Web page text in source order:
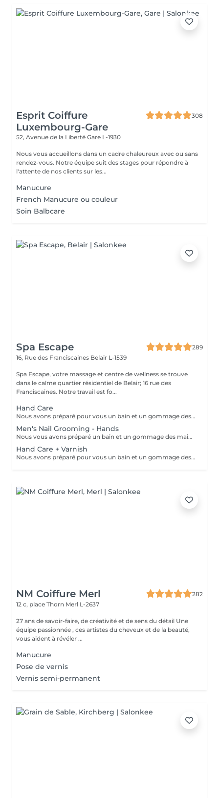
Esprit Coiffure
Luxembourg-Gare
308
52, Avenue de la Liberté Gare L-1930
Nous vous accueillons dans un cadre chaleureux avec ou sans
rendez-vous. Notre équipe suit des stages pour répondre à
l'attente de nos clients sur les...
Manucure
French Manucure ou couleur
Soin Balbcare
Spa Escape
289
16, Rue des Franciscaines Belair L-1539
Spa Escape, votre massage et centre de wellness se trouve
dans le calme quartier résidentiel de Belair; 16 rue des
Franciscaines. Notre travail est fo...
Hand Care
Nous avons préparé pour vous un bain et un gommage des mains aux huiles parfumées, un traitement des ongles et des cuticules, ainsi qu'un massage des bras et des mains pour éliminer toute tension dans les muscles et les os des bras et des mains et favoriser la relaxation.
Men's Nail Grooming - Hands
Nous vous avons préparé un bain et un gommage des mains à l'huile légèrement parfumée, un traitement des ongles et des cuticules et un massage des bras et des mains pour éliminer toute tension dans les muscles et les os des bras et des mains et favoriser la relaxation.
Hand Care + Varnish
Nous avons préparé pour vous un bain et un gommage des mains à l'huile parfumée, un traitement des ongles et des cuticules et un massage des bras et des mains pour éliminer toute tension dans les muscles et les os des bras et des mains et favoriser la relaxation. Ce soin est suivi de l'application d'un vernis à ongles de votre choix.
NM Coiffure Merl
282
12 c, place Thorn Merl L-2637
27 ans de savoir-faire, de créativité et de sens du détail Une
équipe passionnée , ces artistes du cheveux et de la beauté,
vous aident à révéler ...
Manucure
Pose de vernis
Vernis semi-permanent